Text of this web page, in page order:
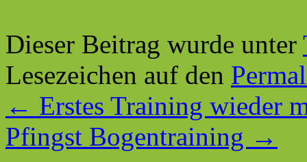
Dieser Beitrag wurde unter
Lesezeichen auf den
← Erstes Training wieder
Pfingst Bogentraining →